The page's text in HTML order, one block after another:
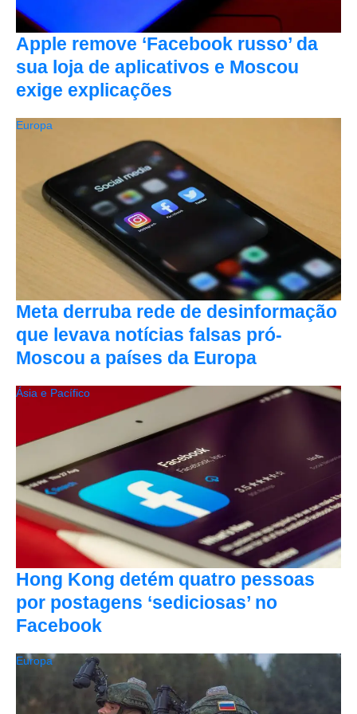
Apple remove ‘Facebook russo’ da
sua loja de aplicativos e Moscou
exige explicações
Meta derruba rede de desinformação
que levava notícias falsas pró-
Moscou a países da Europa
Europa
Hong Kong detém quatro pessoas
por postagens ‘sediciosas’ no
Facebook
Ásia e Pacífico
Europa